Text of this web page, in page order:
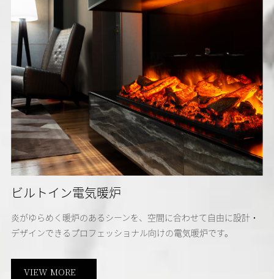
ビルトイン電気暖炉
炎がゆらめく暖炉のあるシーンを、空間に合わせて自由に設計・
デザインできるプロフェッショナル向けの電気暖炉です。
VIEW MORE